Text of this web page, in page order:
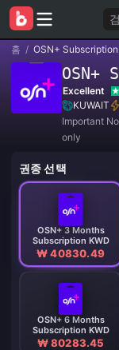
홈 / OSN+ Subscription
OSN+
Excellent
KUWAIT
Important
only
권종 선택
OSN+ 3 Months
Subscription KWD
₩ 40830.49
OSN+ 6 Months
Subscription KWD
₩ 80283.45